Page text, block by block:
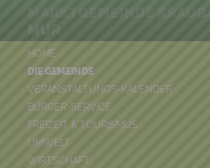
HOME
DIE GEMEINDE
VERANSTALTUNGS-KALENDER
BÜRGER-SERVICE
FREIZEIT & TOURISMUS
UMWELT
WIRTSCHAFT
MUR